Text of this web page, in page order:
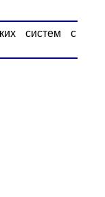
систем с